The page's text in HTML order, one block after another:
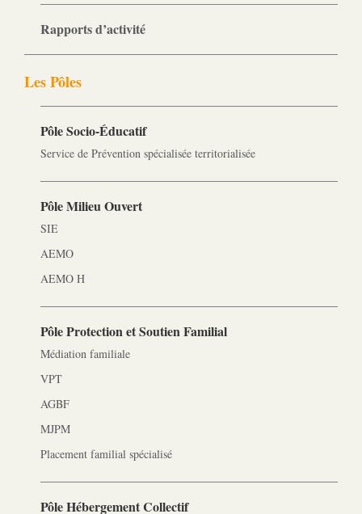
Rapports d’activité
Les Pôles
Pôle Socio-­Éducatif
Service de Prévention spécialisée territorialisée
Pôle Milieu Ouvert
SIE
AEMO
AEMO H
Pôle Protection et Soutien Familial
Médiation familiale
VPT
AGBF
MJPM
Placement familial spécialisé
Pôle Hébergement Collectif